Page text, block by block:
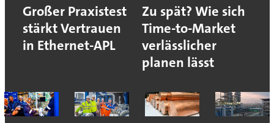
Großer Praxistest
stärkt Vertrauen
in Ethernet-APL
Zu spät? Wie sich
Time-to-Market
verlässlicher
planen lässt